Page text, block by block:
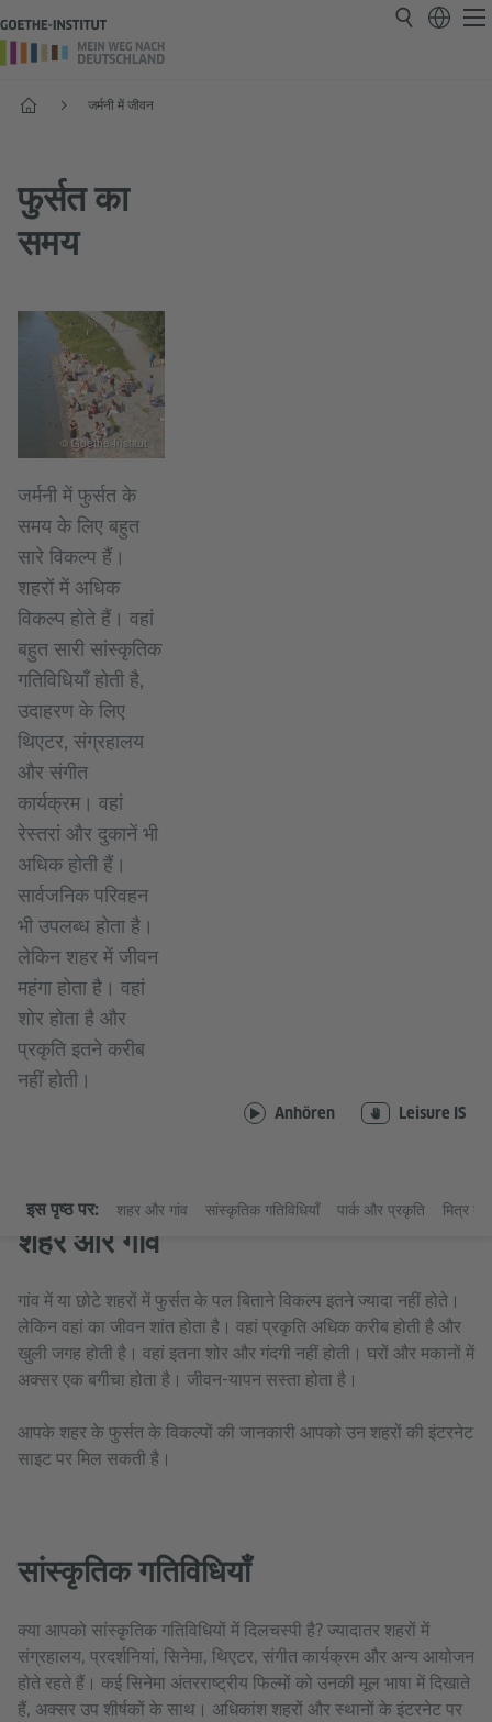
प्रारंभ जर्मनी में जीवन
फुर्सत का
समय
© Goethe-Institut
जर्मनी में फुर्सत के
समय के लिए बहुत
सारे विकल्प हैं।
शहरों में अधिक
विकल्प होते हैं। वहां
बहुत सारी सांस्कृतिक
गतिविधियाँ होती है,
उदाहरण के लिए
थिएटर, संग्रहालय
और संगीत
कार्यक्रम। वहां
रेस्तरां और दुकानें भी
अधिक होती हैं।
सार्वजनिक परिवहन
भी उपलब्ध होता है।
लेकिन शहर में जीवन
महंगा होता है। वहां
शोर होता है और
प्रकृति इतने करीब
नहीं होती।
Anhören Leisure IS
इस पृष्ठ पर: शहर और गांव सांस्कृतिक गतिविधियाँ पार्क और प्रकृति मित्र
शहर और गांव
गांव में या छोटे शहरों में फुर्सत के पल बिताने विकल्प इतने ज्यादा नहीं होते।
लेकिन वहां का जीवन शांत होता है। वहां प्रकृति अधिक करीब होती है और
खुली जगह होती है। वहां इतना शोर और गंदगी नहीं होती। घरों और मकानों में
अक्सर एक बगीचा होता है। जीवन-यापन सस्ता होता है।
आपके शहर के फुर्सत के विकल्पों की जानकारी आपको उन शहरों की इंटरनेट
साइट पर मिल सकती है।
सांस्कृतिक गतिविधियाँ
क्या आपको सांस्कृतिक गतिविधियों में दिलचस्पी है? ज्यादातर शहरों में
संग्रहालय, प्रदर्शनियां, सिनेमा, थिएटर, संगीत कार्यक्रम और अन्य आयोजन
होते रहते हैं। कई सिनेमा अंतरराष्ट्रीय फिल्मों को उनकी मूल भाषा में दिखाते
हैं, अक्सर उप शीर्षकों के साथ। अधिकांश शहरों और स्थानों के इंटरनेट पर